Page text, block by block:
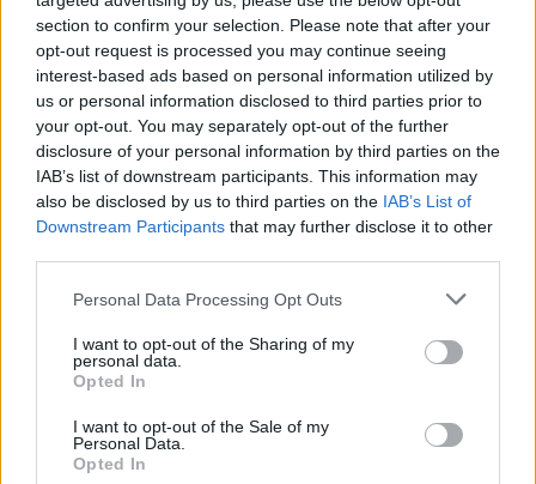
section to confirm your selection. Please note that after your
opt-out request is processed you may continue seeing
interest-based ads based on personal information utilized by
us or personal information disclosed to third parties prior to
your opt-out. You may separately opt-out of the further
disclosure of your personal information by third parties on the
IAB’s list of downstream participants. This information may
also be disclosed by us to third parties on the IAB’s List of
Downstream Participants that may further disclose it to other
Personal Data Processing Opt Outs
I want to opt-out of the Sharing of my
personal data.
Opted In
I want to opt-out of the Sale of my
Personal Data.
Opted In
γεννηθεί μέσω εξωσωματικής, με
την υποστήριξη της Be-Live
27 Φεβρουαρίου 2026
Μεταπροπονητική πείνα: Ο λόγος
που θέλεις να καταβροχθίσεις τα
πάντα μετά την άσκηση
27 Φεβρουαρίου 2026
Ωρίων – Σπάνια νοσήματα
συνδέονται με μνημεία που
πνεύμα της χώρας μας
27 Φεβρουαρίου 2026
Γεωργιάδης: Πολλαπλά οφέλη από
τη συνεργασία δημοσίου και